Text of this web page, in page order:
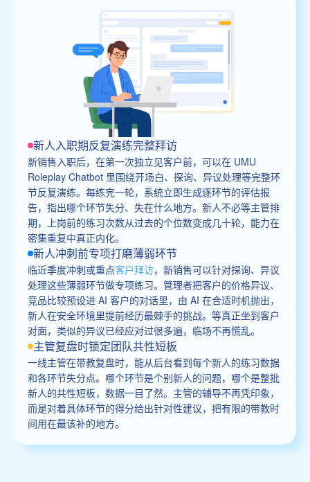
新人入职期反复演练完整拜访
新销售入职后，在第一次独立见客户前，可以在 UMU
Roleplay Chatbot 里围绕开场白、探询、异议处理等完整环
节反复演练。每练完一轮，系统立即生成逐环节的评估报
告，指出哪个环节失分、失在什么地方。新人不必等主管排
期，上岗前的练习次数从过去的个位数变成几十轮，能力在
密集重复中真正内化。
新人冲刺前专项打磨薄弱环节
临近季度冲刺或重点客户拜访，新销售可以针对探询、异议
处理这些薄弱环节做专项练习。管理者把客户的价格异议、
竞品比较预设进 AI 客户的对话里，由 AI 在合适时机抛出，
新人在安全环境里提前经历最棘手的挑战。等真正坐到客户
对面，类似的异议已经应对过很多遍，临场不再慌乱。
主管复盘时锁定团队共性短板
一线主管在带教复盘时，能从后台看到每个新人的练习数据
和各环节失分点。哪个环节是个别新人的问题，哪个是整批
新人的共性短板，数据一目了然。主管的辅导不再凭印象，
而是对着具体环节的得分给出针对性建议，把有限的带教时
间用在最该补的地方。